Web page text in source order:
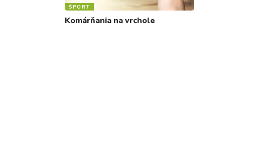
ŠPORT
Komárňania na vrchole